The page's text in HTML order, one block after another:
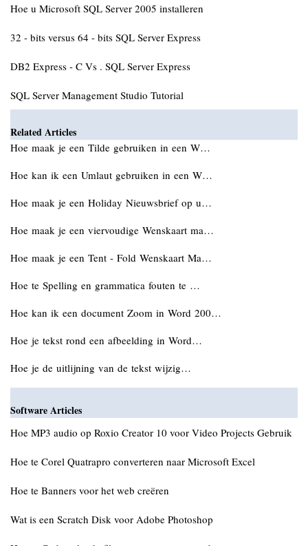
Hoe u Microsoft SQL Server 2005 installeren
32 - bits versus 64 - bits SQL Server Express
DB2 Express - C Vs . SQL Server Express
SQL Server Management Studio Tutorial
Related Articles
Hoe maak je een Tilde gebruiken in een W…
Hoe kan ik een Umlaut gebruiken in een W…
Hoe maak je een Holiday Nieuwsbrief op u…
Hoe maak je een viervoudige Wenskaart ma…
Hoe maak je een Tent - Fold Wenskaart Ma…
Hoe te Spelling en grammatica fouten te …
Hoe kan ik een document Zoom in Word 200…
Hoe je tekst rond een afbeelding in Word…
Hoe je de uitlijning van de tekst wijzig…
Software Articles
Hoe MP3 audio op Roxio Creator 10 voor Video Projects Gebruik
Hoe te Corel Quatrapro converteren naar Microsoft Excel
Hoe te Banners voor het web creëren
Wat is een Scratch Disk voor Adobe Photoshop